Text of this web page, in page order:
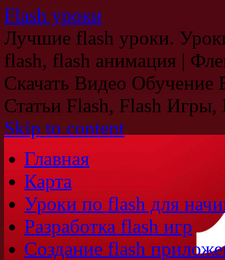
Flash уроки
Лучшие flash уроки.
flash, flash анимация |
Скачать Видео
Статьи Flash, Flash
Skip to content
Главная
Карта
Уроки по flash для
Разработка flash игр
Создание flash